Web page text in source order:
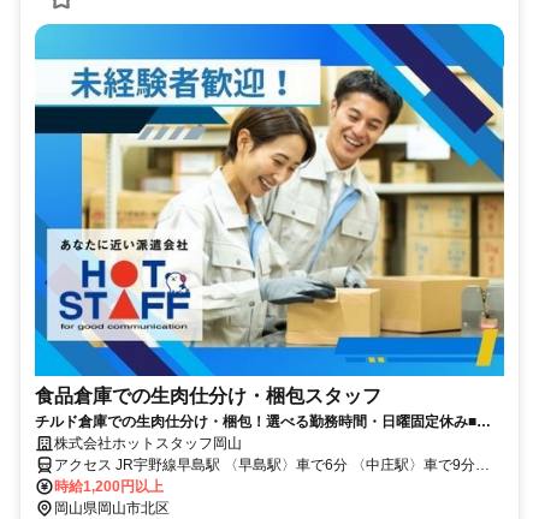
食品倉庫での生肉仕分け・梱包スタッフ
チルド倉庫での生肉仕分け・梱包！選べる勤務時間・日曜固定休み■北
区・時給1200円■
株式会社ホットスタッフ岡山
アクセス JR宇野線早島駅 〈早島駅〉車で6分 〈中庄駅〉車で9分
〈庭瀬駅〉車で11分 ■車通勤・バイクOK！ ■無料駐車場あり♪ ■通勤
手当支給いたします(※規定あり)
時給1,200円以上
岡山県岡山市北区